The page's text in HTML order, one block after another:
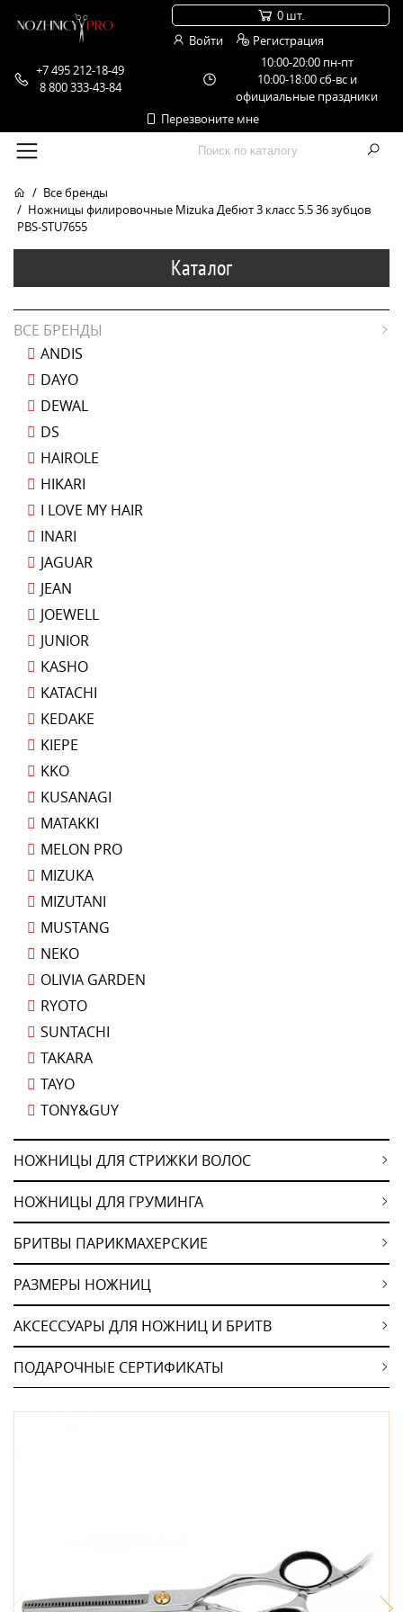
+7 495 212-18-49
8 800 333-43-84
10:00-20:00 пн-пт
10:00-18:00 сб-вс и
официальные праздники
Перезвоните мне
0 шт.
Войти
Регистрация
Все бренды
Ножницы филировочные Mizuka Дебют 3 класс 5.5 36 зубцов
PBS-STU7655
Каталог
ВСЕ БРЕНДЫ
ANDIS
DAYO
DEWAL
DS
HAIROLE
HIKARI
I LOVE MY HAIR
INARI
JAGUAR
JEAN
JOEWELL
JUNIOR
KASHO
KATACHI
KEDAKE
KIEPE
KKO
KUSANAGI
MATAKKI
MELON PRO
MIZUKA
MIZUTANI
MUSTANG
NEKO
OLIVIA GARDEN
RYOTO
SUNTACHI
TAKARA
TAYO
TONY&GUY
НОЖНИЦЫ ДЛЯ СТРИЖКИ ВОЛОС
НОЖНИЦЫ ДЛЯ ГРУМИНГА
БРИТВЫ ПАРИКМАХЕРСКИЕ
РАЗМЕРЫ НОЖНИЦ
АКСЕССУАРЫ ДЛЯ НОЖНИЦ И БРИТВ
ПОДАРОЧНЫЕ СЕРТИФИКАТЫ